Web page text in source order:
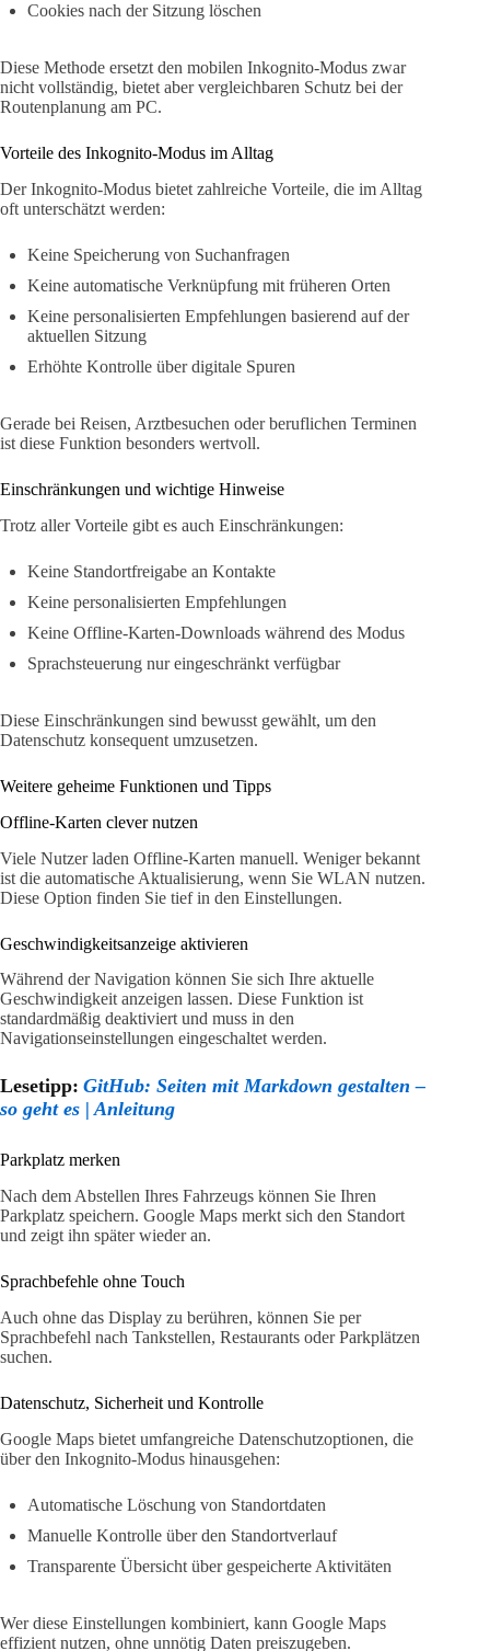
Cookies nach der Sitzung löschen
Diese Methode ersetzt den mobilen Inkognito-Modus zwar
nicht vollständig, bietet aber vergleichbaren Schutz bei der
Routenplanung am PC.
Vorteile des Inkognito-Modus im Alltag
Der Inkognito-Modus bietet zahlreiche Vorteile, die im Alltag
oft unterschätzt werden:
Keine Speicherung von Suchanfragen
Keine automatische Verknüpfung mit früheren Orten
Keine personalisierten Empfehlungen basierend auf der
aktuellen Sitzung
Erhöhte Kontrolle über digitale Spuren
Gerade bei Reisen, Arztbesuchen oder beruflichen Terminen
ist diese Funktion besonders wertvoll.
Einschränkungen und wichtige Hinweise
Trotz aller Vorteile gibt es auch Einschränkungen:
Keine Standortfreigabe an Kontakte
Keine personalisierten Empfehlungen
Keine Offline-Karten-Downloads während des Modus
Sprachsteuerung nur eingeschränkt verfügbar
Diese Einschränkungen sind bewusst gewählt, um den
Datenschutz konsequent umzusetzen.
Weitere geheime Funktionen und Tipps
Offline-Karten clever nutzen
Viele Nutzer laden Offline-Karten manuell. Weniger bekannt
ist die automatische Aktualisierung, wenn Sie WLAN nutzen.
Diese Option finden Sie tief in den Einstellungen.
Geschwindigkeitsanzeige aktivieren
Während der Navigation können Sie sich Ihre aktuelle
Geschwindigkeit anzeigen lassen. Diese Funktion ist
standardmäßig deaktiviert und muss in den
Navigationseinstellungen eingeschaltet werden.
Lesetipp: GitHub: Seiten mit Markdown gestalten –
so geht es | Anleitung
Parkplatz merken
Nach dem Abstellen Ihres Fahrzeugs können Sie Ihren
Parkplatz speichern. Google Maps merkt sich den Standort
und zeigt ihn später wieder an.
Sprachbefehle ohne Touch
Auch ohne das Display zu berühren, können Sie per
Sprachbefehl nach Tankstellen, Restaurants oder Parkplätzen
suchen.
Datenschutz, Sicherheit und Kontrolle
Google Maps bietet umfangreiche Datenschutzoptionen, die
über den Inkognito-Modus hinausgehen:
Automatische Löschung von Standortdaten
Manuelle Kontrolle über den Standortverlauf
Transparente Übersicht über gespeicherte Aktivitäten
Wer diese Einstellungen kombiniert, kann Google Maps
effizient nutzen, ohne unnötig Daten preiszugeben.